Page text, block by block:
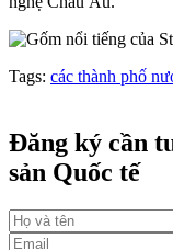
Tags: các thành phố
Đăng ký cần
sản Quốc tế